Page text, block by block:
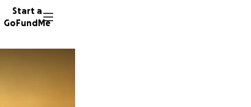
Start a
GoFundMe